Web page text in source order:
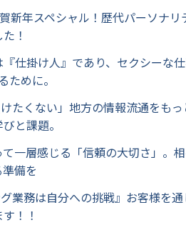
新年スペシャル！歴代パーソナ
！
仕掛け人』であり、セクシーな
ために。
たくない」地方の情報流通をも
と課題。
一層感じる「信頼の大切さ」。
備を
業務は自分への挑戦』お客様を
！！